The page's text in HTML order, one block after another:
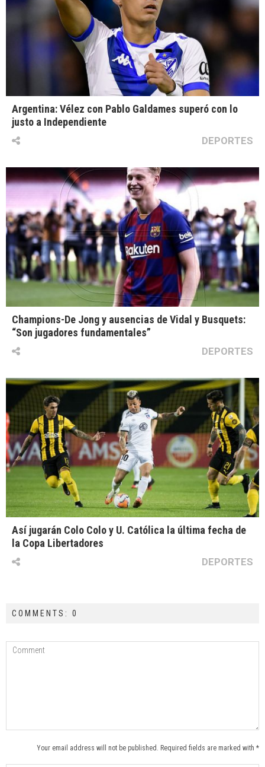
Argentina: Vélez con Pablo Galdames superó con lo
justo a Independiente
DEPORTES
Champions-De Jong y ausencias de Vidal y Busquets:
“Son jugadores fundamentales”
DEPORTES
Así jugarán Colo Colo y U. Católica la última fecha de
la Copa Libertadores
DEPORTES
COMMENTS: 0
Your email address will not be published. Required fields are marked with *